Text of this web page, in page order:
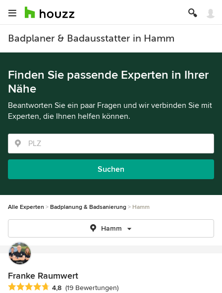
Badplaner & Badausstatter in Hamm
Finden Sie passende Experten in Ihrer
Nähe
Beantworten Sie ein paar Fragen und wir verbinden Sie mit
Experten, die Ihnen helfen können.
Suchen
Alle Experten Badplanung & Badsanierung Hamm
Hamm
Franke Raumwert
Durchschnittliche Bewertung: 4.8 von 5 Sternen
4,8 (19 Bewertungen)